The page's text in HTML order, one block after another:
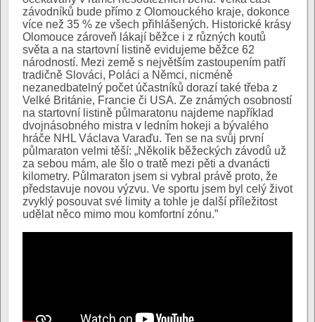
závodníků bude přímo z Olomouckého kraje, dokonce
více než 35 % ze všech přihlášených. Historické krásy
Olomouce zároveň lákají běžce i z různých koutů
světa a na startovní listině evidujeme běžce 62
národností. Mezi země s největším zastoupením patří
tradičně Slováci, Poláci a Němci, nicméně
nezanedbatelný počet účastníků dorazí také třeba z
Velké Británie, Francie či USA. Ze známých osobností
na startovní listině půlmaratonu najdeme například
dvojnásobného mistra v ledním hokeji a bývalého
hráče NHL Václava Varaďu. Ten se na svůj první
půlmaraton velmi těší: „Několik běžeckých závodů už
za sebou mám, ale šlo o tratě mezi pěti a dvanácti
kilometry. Půlmaraton jsem si vybral právě proto, že
představuje novou výzvu. Ve sportu jsem byl celý život
zvyklý posouvat své limity a tohle je další příležitost
udělat něco mimo mou komfortní zónu.”